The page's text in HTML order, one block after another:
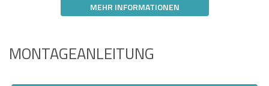
MEHR INFORMATIONEN
MONTAGEANLEITUNG